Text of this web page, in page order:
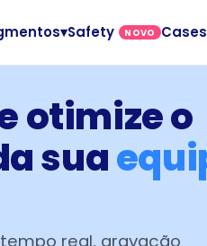
▾Safety NOVO
otimize o
sua
real, gravação